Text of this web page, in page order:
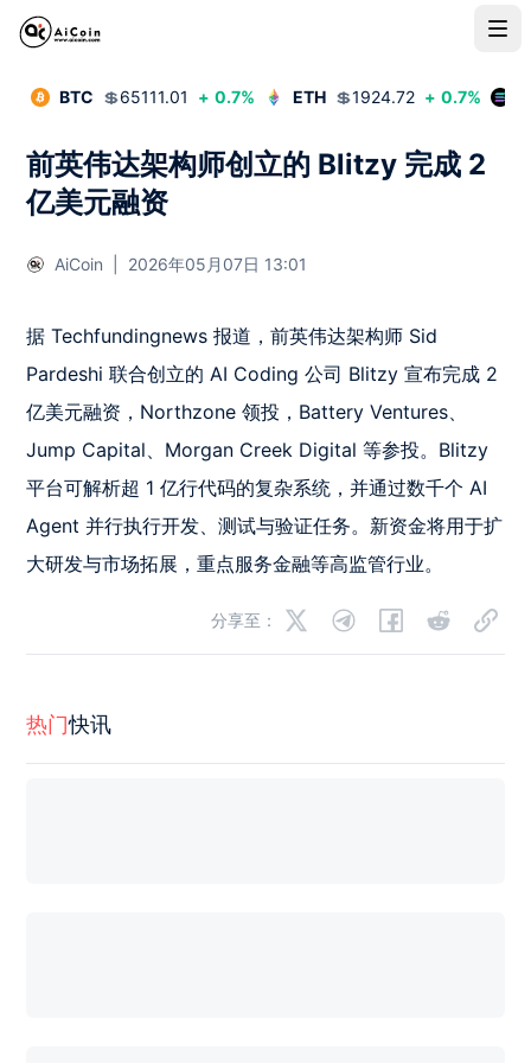
BTC 💲65111.01 + 0.7% ETH 💲1924.72 + 0.7%
前英伟达架构师创立的 Blitzy 完成 2
亿美元融资
AiCoin 2026年05月07日 13:01
据 Techfundingnews 报道，前英伟达架构师 Sid
Pardeshi 联合创立的 AI Coding 公司 Blitzy 宣布完成 2
亿美元融资，Northzone 领投，Battery Ventures、
Jump Capital、Morgan Creek Digital 等参投。Blitzy
平台可解析超 1 亿行代码的复杂系统，并通过数千个 AI
Agent 并行执行开发、测试与验证任务。新资金将用于扩
大研发与市场拓展，重点服务金融等高监管行业。
分享至：
热门快讯